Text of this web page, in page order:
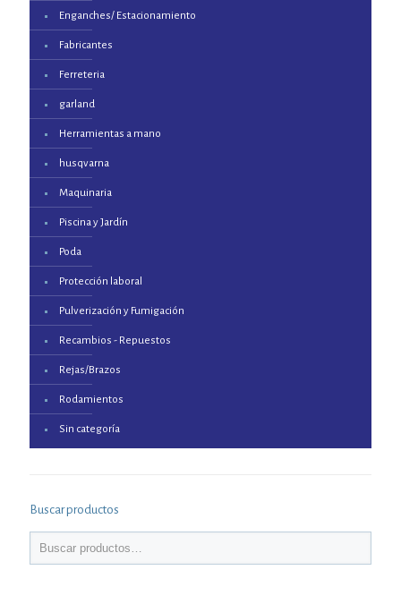
Enganches/ Estacionamiento
Fabricantes
Ferreteria
garland
Herramientas a mano
husqvarna
Maquinaria
Piscina y Jardín
Poda
Protección laboral
Pulverización y Fumigación
Recambios - Repuestos
Rejas/Brazos
Rodamientos
Sin categoría
Buscar productos